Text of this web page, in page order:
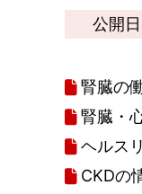
公開日
腎臓の
腎臓・
ヘルス
CKDの